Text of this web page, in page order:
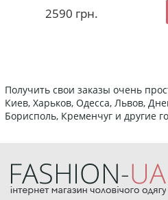
2590 грн.
Получить свои заказы очень
Киев, Харьков, Одесса, Львов,
Борисполь, Кременчуг и другие